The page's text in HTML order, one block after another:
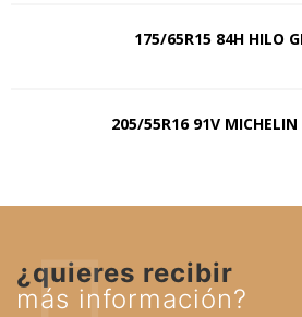
175/65R15 84H HILO
205/55R16 91V MICHELIN
¿quieres recibir
más información?